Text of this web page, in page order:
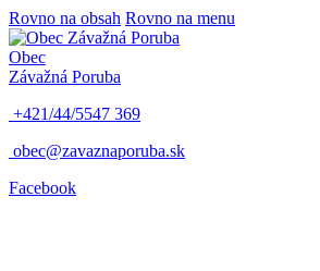
Rovno na obsah Rovno na menu
Obec
Závažná Poruba
+421/44/5547 369
obec@zavaznaporuba.sk
Facebook